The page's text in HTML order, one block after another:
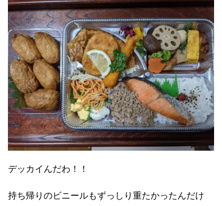
デッカイんだわ！！
持ち帰りのビニールもずっしり重たかったんだけ